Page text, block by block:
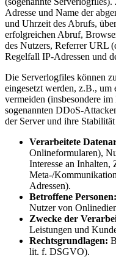
Adresse und Name der
und Uhrzeit des Abrufs,
erfolgreichen Abruf,
des Nutzers, Referrer URL
Regelfall IP-Adressen und
Die Serverlogfiles können
eingesetzt werden, z.B., um
vermeiden (insbesondere
sogenannten DDoS-
der Server und ihre
Verarbeitete
Onlineformularen),
Interesse an Inhalten,
Meta-/
Adressen).
Betroffene Personen:
Nutzer von
Zwecke der
Leistungen und
Rechtsgrundlagen:
lit. f. DSGVO).